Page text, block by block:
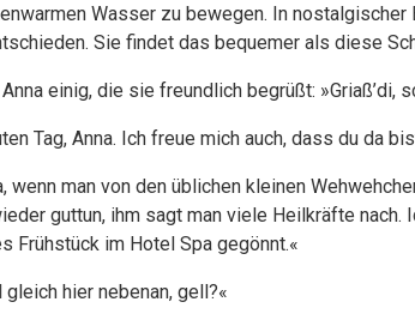
Wasser zu bewegen. In
Sie findet das bequemer als diese
einig, die sie freundlich begrüßt: »Griaß’di,
Tag, Anna. Ich freue mich auch, dass du da
wenn man von den üblichen kleinen
guttun, ihm sagt man viele Heilkräfte
Frühstück im Hotel Spa gegönnt.«
hier nebenan, gell?«